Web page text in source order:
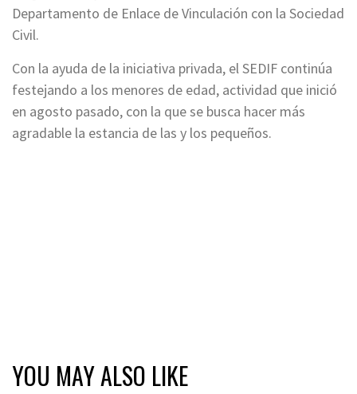
Departamento de Enlace de Vinculación con la Sociedad
Civil.
Con la ayuda de la iniciativa privada, el SEDIF continúa
festejando a los menores de edad, actividad que inició
en agosto pasado, con la que se busca hacer más
agradable la estancia de las y los pequeños.
YOU MAY ALSO LIKE